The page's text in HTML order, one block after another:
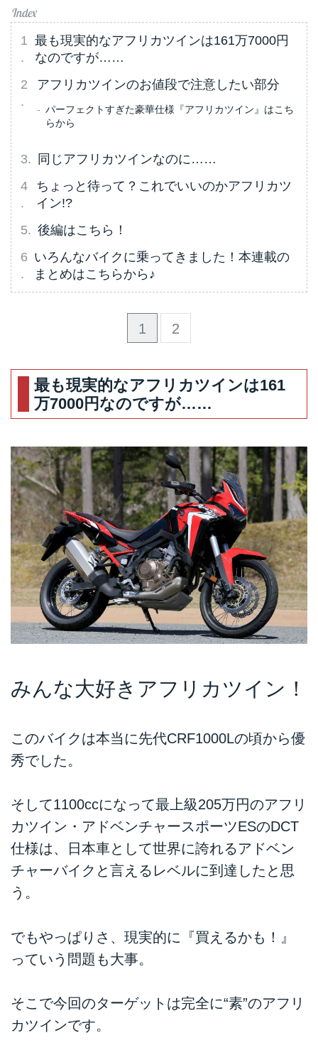
最も現実的なアフリカツインは161万7000円
なのですが……
アフリカツインのお値段で注意したい部分
パーフェクトすぎた豪華仕様『アフリカツイン』はこち
らから
同じアフリカツインなのに……
ちょっと待って？これでいいのかアフリカツ
イン!?
後編はこちら！
いろんなバイクに乗ってきました！本連載の
まとめはこちらから♪
1 2
最も現実的なアフリカツインは161
万7000円なのですが……
みんな大好きアフリカツイン！
このバイクは本当に先代CRF1000Lの頃から優
秀でした。
そして1100ccになって最上級205万円のアフリ
カツイン・アドベンチャースポーツESのDCT
仕様は、日本車として世界に誇れるアドベン
チャーバイクと言えるレベルに到達したと思
う。
でもやっぱりさ、現実的に『買えるかも！』
っていう問題も大事。
そこで今回のターゲットは完全に“素”のアフリ
カツインです。